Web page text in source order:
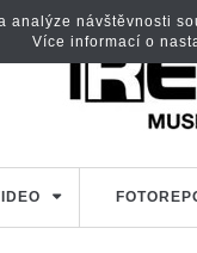
návštěvnosti
Více informací o